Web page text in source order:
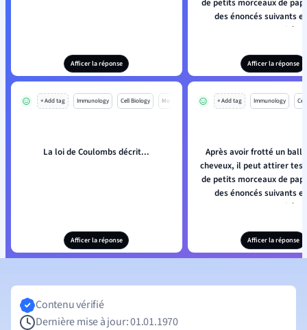
Afficer la réponse
de petits morceaux de
des énoncés suivants
correctement ce
Afficer la réponse
+ Add tag Immunology Cell Biology Mo
La loi de Coulombs décrit...
Afficer la réponse
+ Add tag Immunology
Après avoir frotté un
cheveux, il peut attirer tes
de petits morceaux de
des énoncés suivants
correctement ce
Afficer la réponse
Contenu vérifié
Dernière mise à jour: 01.01.1970